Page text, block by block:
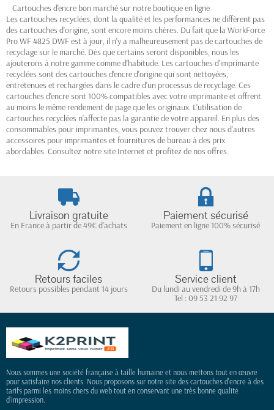
Cartouches d'encre bon marché sur notre boutique en ligne
Les cartouches recyclées, dont la qualité et les performances ne diffèrent pas
des cartouches d'origine, sont encore moins chères. Du fait que la WorkForce
Pro WF 4825 DWF est à jour, il n'y a malheureusement pas de cartouches de
recyclage sur le marché. Dès que certains seront disponibles, nous les
ajouterons à notre gamme comme d'habitude. Les cartouches d'imprimante
recyclées sont des cartouches d'encre d'origine qui sont nettoyées,
entretenues et rechargées dans le cadre d'un processus de recyclage.Ces
cartouches d'encre sont 100% compatibles avec votre imprimante et offrent
au moins le même rendement de page que les originaux. L'utilisation de
cartouches recyclées n'affecte pas la garantie de votre appareil. En plus des
consommables pour imprimantes, vous pouvez trouver chez nous d'autres
accessoires pour imprimantes et fournitures de bureau à des prix
abordables.Consultez notre site Internet et profitez de nos offres.
Livraison gratuite
En France à partir de 49€ d'achats
Paiement sécurisé
Paiement en ligne 100% sécurisé
Retours faciles
Retours possibles pendant 14 jours
Service client
Du lundi au vendredi de 9h à 17h
Tel : 09 53 21 92 97
Nous sommes une société française à taille humaine et nous mettons tout en œuvre
pour satisfaire nos clients. Nous proposons sur notre site des cartouches d'encre à des
tarifs parmi les moins chers du web tout en conservant une très bonne qualité
d'impression.